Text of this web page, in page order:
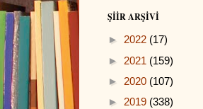
ŞIIR ARŞIVI
► 2022 (17)
► 2021 (159)
► 2020 (107)
► 2019 (338)